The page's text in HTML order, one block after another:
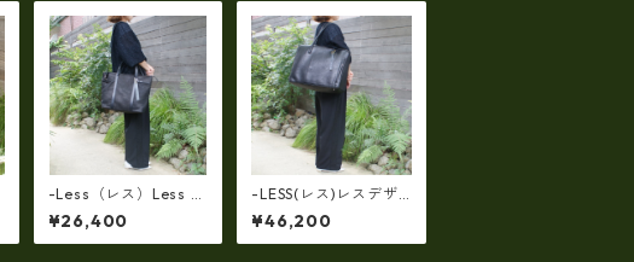
-Less（レス）Less D
ESIGN(レスデザイン)S
carred Texture（牛
革）斜め掛け＆多機能
¥26,400
-LESS(レス)レスデザ
イン（牛革）トート＆
クラッチで使える(両
面・同一仕様！）大口
¥46,200